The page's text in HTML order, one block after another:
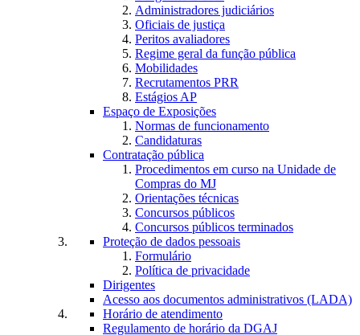
Administradores judiciários
Oficiais de justiça
Peritos avaliadores
Regime geral da função pública
Mobilidades
Recrutamentos PRR
Estágios AP
Espaço de Exposições
Normas de funcionamento
Candidaturas
Contratação pública
Procedimentos em curso na Unidade de
Compras do MJ
Orientações técnicas
Concursos públicos
Concursos públicos terminados
Proteção de dados pessoais
Formulário
Política de privacidade
Dirigentes
Acesso aos documentos administrativos (LADA)
Horário de atendimento
Regulamento de horário da DGAJ